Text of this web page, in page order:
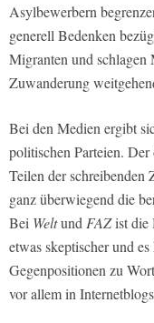
Asylbewerbern
generell Bedenken
Migranten und schlagen
Zuwanderung
Bei den Medien ergibt
politischen Parteien.
Teilen der schreibenden
ganz überwiegend die
Bei Weltund FAZist die
etwas skeptischer und
Gegenpositionen zu
vor allem in